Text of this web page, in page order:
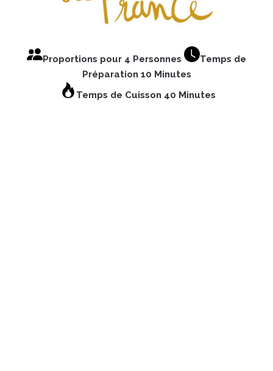
Proportions pour 4 Personnes
Temps de
Préparation 10 Minutes
Temps de Cuisson 40 Minutes